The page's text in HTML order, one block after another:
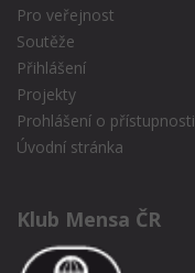
Pro veřejnost
Soutěže
Přihlášení
Projekty
Prohlášení o přístupnosti
Úvodní stránka
Klub Mensa ČR